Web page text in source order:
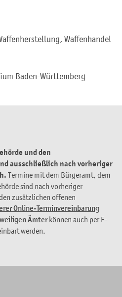
und den
ausschließlich nach vorheriger
Termine mit dem Bürgeramt, dem
sind nach vorheriger
zusätzlichen offenen
Online-Terminvereinbarung
Ämterkönnen auch per E-
werden.
Waffenhandel
Baden-Württemberg